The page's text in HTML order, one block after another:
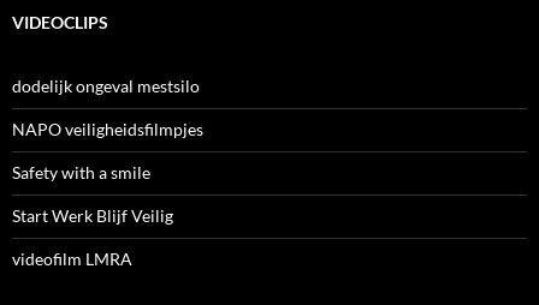
VIDEOCLIPS
dodelijk ongeval mestsilo
NAPO veiligheidsfilmpjes
Safety with a smile
Start Werk Blijf Veilig
videofilm LMRA